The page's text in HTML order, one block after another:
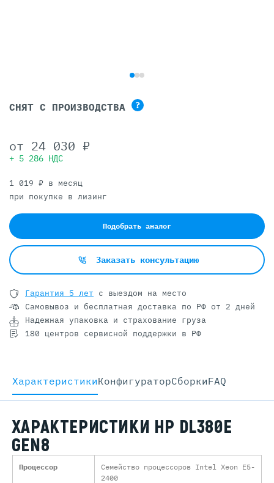
СНЯТ С ПРОИЗВОДСТВА ?
от 24 030 ₽
+ 5 286 НДС
1 019 ₽ в месяц
при покупке в лизинг
Подобрать аналог
Заказать консультацию
Гарантия 5 лет с выездом на место
Самовывоз и бесплатная доставка по РФ от 2 дней
Надежная упаковка и страхование груза
180 центров сервисной поддержки в РФ
ХарактеристикиКонфигураторCборкиFAQ
ХАРАКТЕРИСТИКИ HP DL380E
GEN8
Процессор
Семейство процессоров Intel Xeon E5-
2400